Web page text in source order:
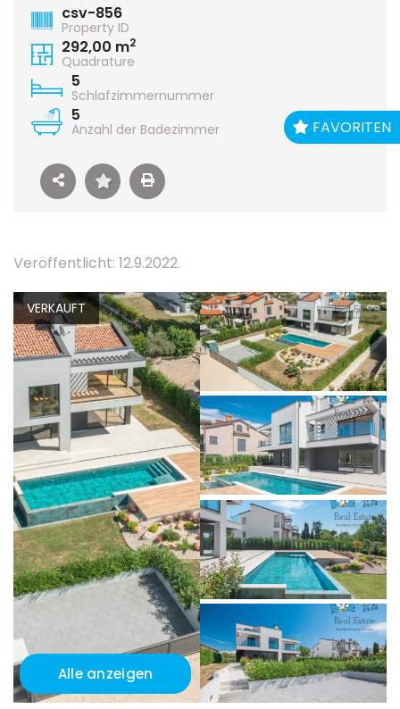
FAVORITEN
csv-856
Property ID
292,00 m2
Quadrature
5
Schlafzimmernummer
5
Anzahl der Badezimmer
Veröffentlicht: 12.9.2022.
VERKAUFT
Alle anzeigen